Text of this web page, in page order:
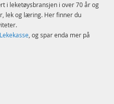
i leketøysbransjen i over 70 år og
lek og læring. Her finner du
, og spar enda mer på